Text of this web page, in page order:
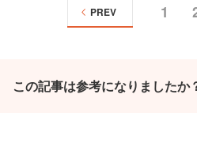
1
PREV
この記事は参考になりましたか